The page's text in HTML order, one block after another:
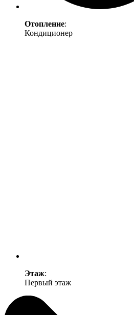
Отопление:
Кондиционер
Этаж:
Первый этаж